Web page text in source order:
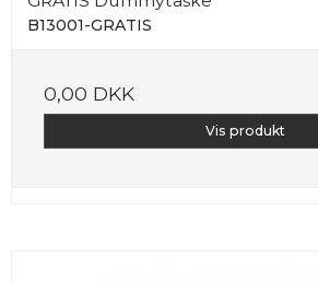
B13001-GRATIS
0,00 DKK
Vis produkt